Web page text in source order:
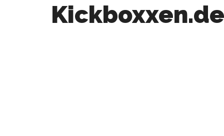
Kickboxxen.de